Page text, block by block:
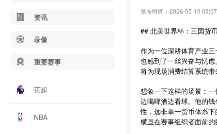
资讯
录像
重要赛事
英超
NBA
发布时间：2026-05-19 03:07
## 北美世界杯：三国货
作为一位深耕体育产业
也感到了一丝兴奋与忧
将为现场消费结算系统
想象一下这样的场景：
边喝啤酒边看球。他的
性，远非单一货币体系
横亘在赛事组织者面前